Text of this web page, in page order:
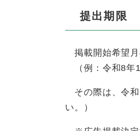
提出期限
掲載開始希望
（例：令和8年
その際は、令和
い。）